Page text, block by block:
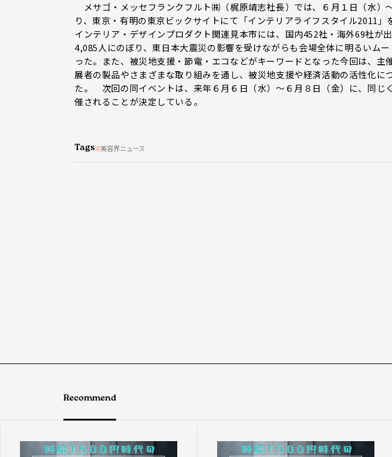
メサゴ・メッセフランクフルト㈱（梶原靖志社長）では、６月１日（水）
り、東京・有明の東京ビックサイトにて「インテリアライフスタイル2011
インテリア・デザインプロダクト関連見本市には、国内452社・海外69社が
4,085人にのぼり、東日本大震災の影響を受けながらも会場全体に明るいム
った。また、被災地支援・節電・エコなどがキーワードとなった今回は、主
展者の製品やさまざまな取り組みを通し、被災地支援や経済活動の活性化に
た。 次回の同イベントは、来年６月６日（水）～６月８日（金）に、同じ
催されることが決定している。
Tags 美容界ニュース
Recommend